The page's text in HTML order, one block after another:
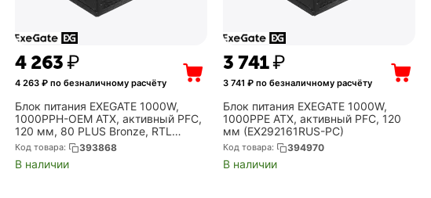
4 263₽
4 263 ₽ по безналичному расчёту
Блок питания EXEGATE 1000W,
1000PPH-OEM ATX, активный PFC,
120 мм, 80 PLUS Bronze, RTL
(EX292157RUS-OEM)
Код товара: 393868
В наличии
3 741₽
3 741 ₽ по безналичному расчёту
Блок питания EXEGATE 1000W,
1000PPE ATX, активный PFC, 120
мм (EX292161RUS-PC)
Код товара: 394970
В наличии